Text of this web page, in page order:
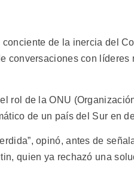
de la inercia del
conversaciones con líderes
rol de la ONU
de un país del Sur en
opinó, antes de
quien ya rechazó una